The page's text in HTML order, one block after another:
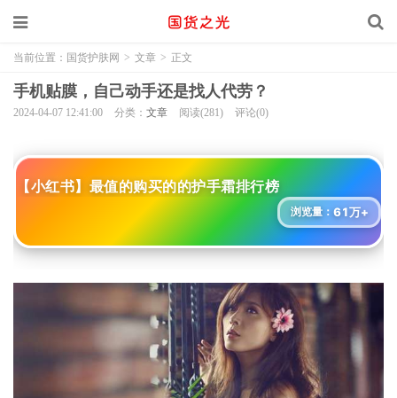
当前位置： 国货护肤网 > 文章 > 正文
手机贴膜，自己动手还是找人代劳？
2024-04-07 12:41:00 分类： 文章 阅读(281) 评论(0)
【小红书】最值的购买的的护手霜排行榜
浏览量：61万+